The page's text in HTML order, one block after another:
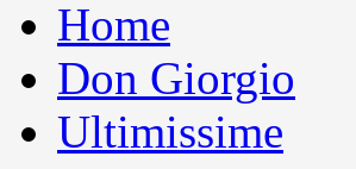
Home
Don Giorgio
Ultimissime